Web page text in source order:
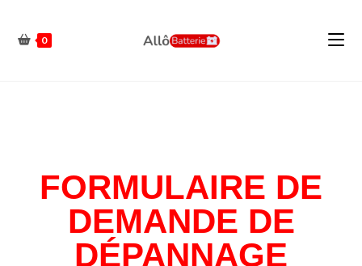
0
FORMULAIRE DE
DEMANDE DE
DÉPANNAGE